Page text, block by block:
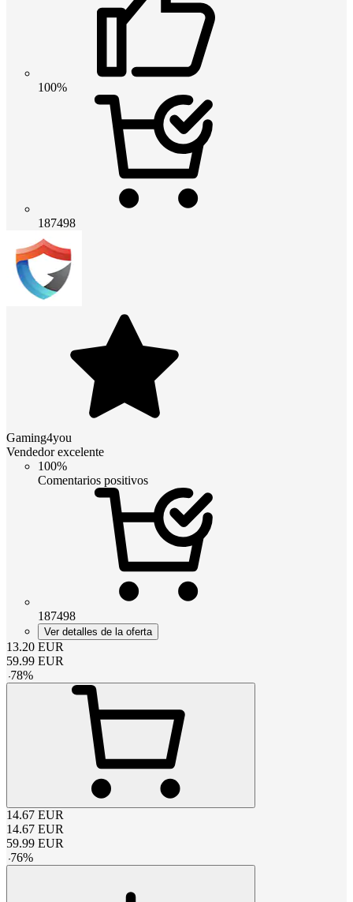
100%
187498
Gaming4you
Vendedor excelente
100%
Comentarios positivos
187498
Ver detalles de la oferta
13.20 EUR
59.99 EUR
-78%
14.67 EUR
14.67 EUR
59.99 EUR
-76%